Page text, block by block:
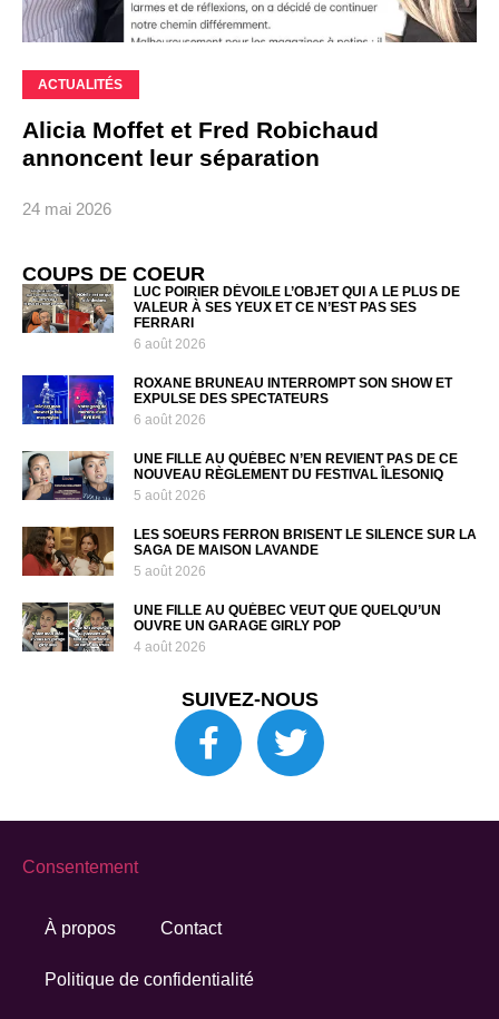
ACTUALITÉS
Alicia Moffet et Fred Robichaud
annoncent leur séparation
24 mai 2026
COUPS DE COEUR
LUC POIRIER DÉVOILE L’OBJET QUI A LE PLUS DE
VALEUR À SES YEUX ET CE N’EST PAS SES
FERRARI
6 août 2026
ROXANE BRUNEAU INTERROMPT SON SHOW ET
EXPULSE DES SPECTATEURS
6 août 2026
UNE FILLE AU QUÉBEC N’EN REVIENT PAS DE CE
NOUVEAU RÈGLEMENT DU FESTIVAL ÎLESONIQ
5 août 2026
LES SOEURS FERRON BRISENT LE SILENCE SUR LA
SAGA DE MAISON LAVANDE
5 août 2026
UNE FILLE AU QUÉBEC VEUT QUE QUELQU’UN
OUVRE UN GARAGE GIRLY POP
4 août 2026
SUIVEZ-NOUS
À propos Contact
Politique de confidentialité
Consentement